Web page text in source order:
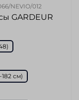
NEVIO/012
GARDEUR
182 см)